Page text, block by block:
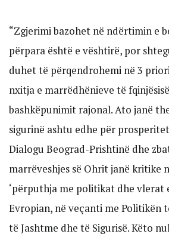
“Zgjerimi bazohet në ndërtimin e
përpara është e vështirë, por
duhet të përqendrohemi në 3
nxitja e marrëdhënieve të
bashkëpunimit rajonal. Ato janë
sigurinë ashtu edhe për
Dialogu Beograd-Prishtinë dhe
marrëveshjes së Ohrit janë kritike
‘përputhja me politikat dhe vlerat
Evropian, në veçanti me Politikën
të Jashtme dhe të Sigurisë. Këto